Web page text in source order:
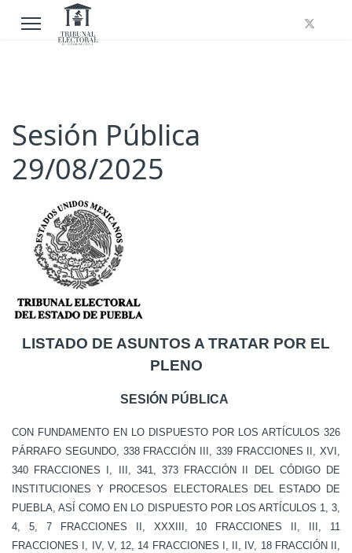
Sesión Pública
29/08/2025
LISTADO DE ASUNTOS A TRATAR POR EL
PLENO
SESIÓN PÚBLICA
CON FUNDAMENTO EN LO DISPUESTO POR LOS ARTÍCULOS 326
PÁRRAFO SEGUNDO, 338 FRACCIÓN III, 339 FRACCIONES II, XVI,
340 FRACCIONES I, III, 341, 373 FRACCIÓN II DEL CÓDIGO DE
INSTITUCIONES Y PROCESOS ELECTORALES DEL ESTADO DE
PUEBLA, ASÍ COMO EN LO DISPUESTO POR LOS ARTÍCULOS 1, 3,
4, 5, 7 FRACCIONES II, XXXIII, 10 FRACCIONES II, III, 11
FRACCIONES I, IV, V, 12, 14 FRACCIONES I, II, IV, 18 FRACCIÓN II,